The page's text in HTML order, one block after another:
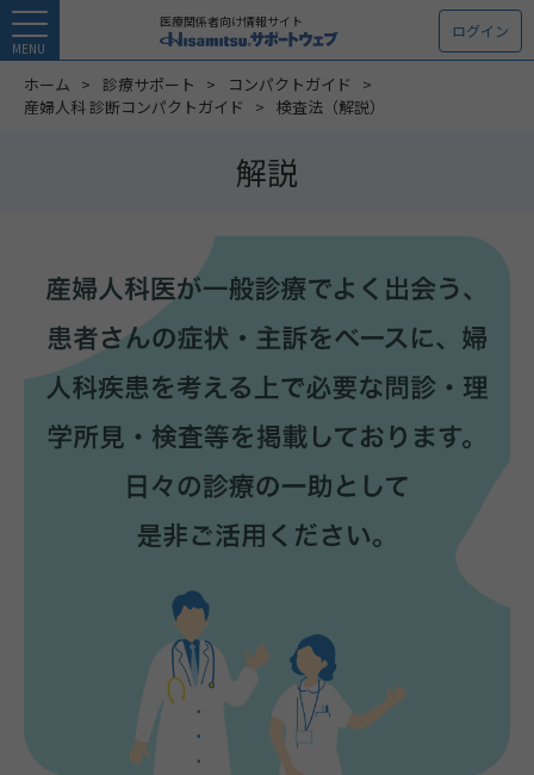
MENU
医療関係者向け情報サイト ログイン
ホーム 診療サポート
コンパクトガイド
産婦人科 診断コンパクトガイド
検査法（解説）
解説